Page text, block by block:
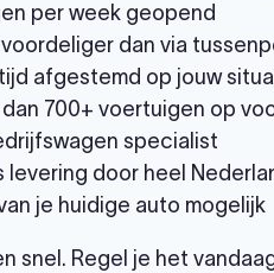
per week geopend
dan via
afgestemd op jouw
700+ voertuigen op
specialist
levering door heel
je huidige auto mogelijk
snel. Regel je het